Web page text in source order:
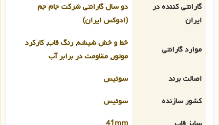
گارانتی کننده در
ایران
دو سال گارانتی شرکت جام جم
(ادوکس ایران)
موارد گارانتی
خط و خش شیشه, رنگ قاب, کارکرد
موتور, مقاومت در برابر آب
اصالت برند
سوئیس
کشور سازنده
سوئیس